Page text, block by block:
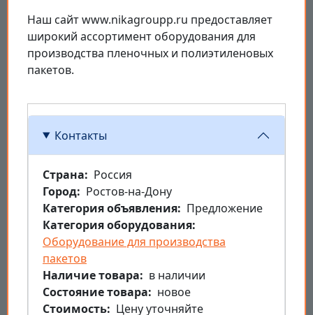
Наш сайт www.nikagroupp.ru предоставляет
широкий ассортимент оборудования для
производства пленочных и полиэтиленовых
пакетов.
Контакты
Страна
Россия
Город
Ростов-на-Дону
Категория объявления
Предложение
Категория оборудования
Оборудование для производства
пакетов
Наличие товара
в наличии
Состояние товара
новое
Стоимость
Цену уточняйте